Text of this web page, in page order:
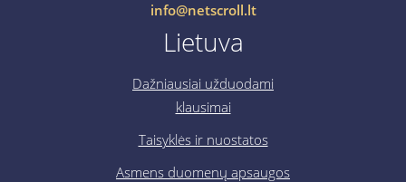
info@netscroll.lt
Lietuva
Dažniausiai užduodami
klausimai
Taisyklės ir nuostatos
Asmens duomenų apsaugos